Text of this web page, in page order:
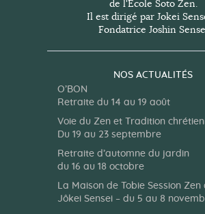
de l'Ecole Soto Zen.
Il est dirigé par Jokei
Fondatrice Joshin
NOS ACTUALITÉS
O’BON
Retraite du 14 au 19 août
Voie du Zen et Tradition
Du 19 au 23 septembre
Retraite d’automne du jardin
du 16 au 18 octobre
La Maison de Tobie Session Zen
Jôkei Sensei – du 5 au 8